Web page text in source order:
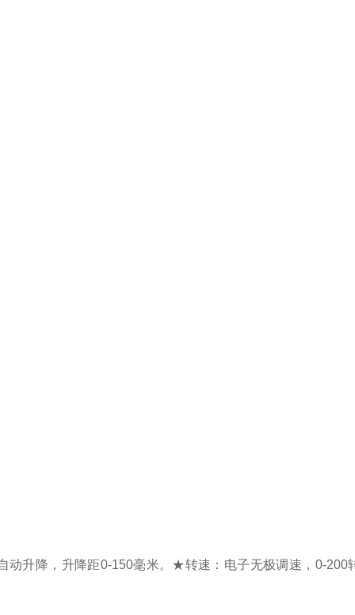
动升降，升降距0-150毫米。 ★转速：电子无极调速，0-200